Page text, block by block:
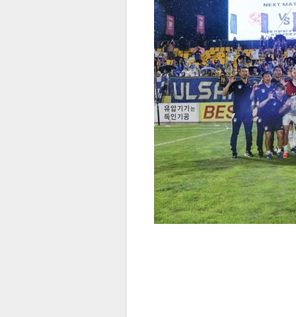
많이 본 뉴스 최신 뉴스 연예
페이 트위 밴드 네이
댓글